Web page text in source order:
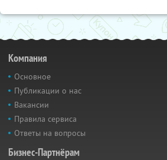
Компания
Основное
Публикации о нас
Вакансии
Правила сервиса
Ответы на вопросы
Бизнес-Партнёрам